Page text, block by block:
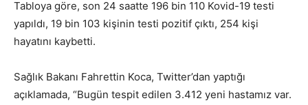
Tabloya göre, son 24 saatte 196 bin 110 Kovid-19 testi
yapıldı, 19 bin 103 kişinin testi pozitif çıktı, 254 kişi
hayatını kaybetti.
Sağlık Bakanı Fahrettin Koca, Twitter’dan yaptığı
açıklamada, “Bugün tespit edilen 3.412 yeni hastamız var.